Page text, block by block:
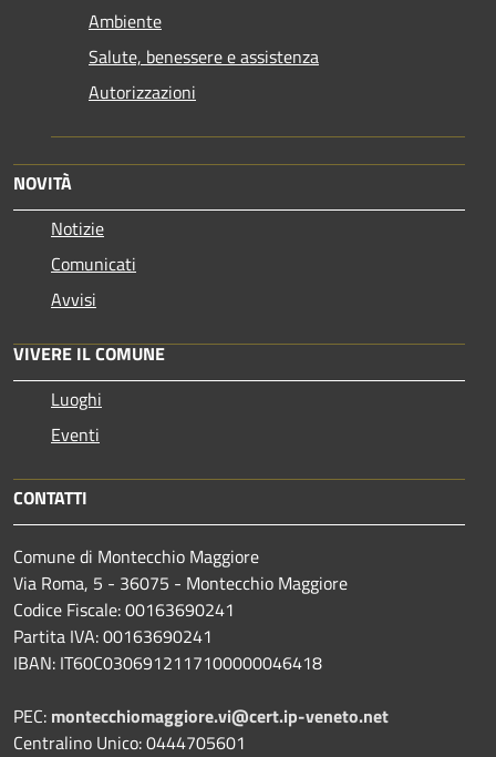
Ambiente
Salute, benessere e assistenza
Autorizzazioni
NOVITÀ
Notizie
Comunicati
Avvisi
VIVERE IL COMUNE
Luoghi
Eventi
CONTATTI
Comune di Montecchio Maggiore
Via Roma, 5 - 36075 - Montecchio Maggiore
Codice Fiscale: 00163690241
Partita IVA: 00163690241
IBAN: IT60C0306912117100000046418
PEC: montecchiomaggiore.vi@cert.ip-veneto.net
Centralino Unico: 0444705601